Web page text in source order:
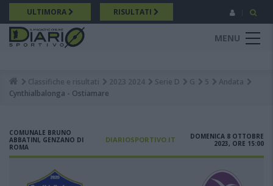
Salta
al
contenuto
principale
ULTIMORA RISULTATI
MENU
Breadcrumb
Classifiche e risultati 2023 2024 Serie D G 5
Andata
Cynthialbalonga - Ostiamare
COMUNALE BRUNO
ABBATINI, GENZANO DI
ROMA
DIARIOSPORTIVO.IT
DOMENICA 8 OTTOBRE
2023, ORE 15:00